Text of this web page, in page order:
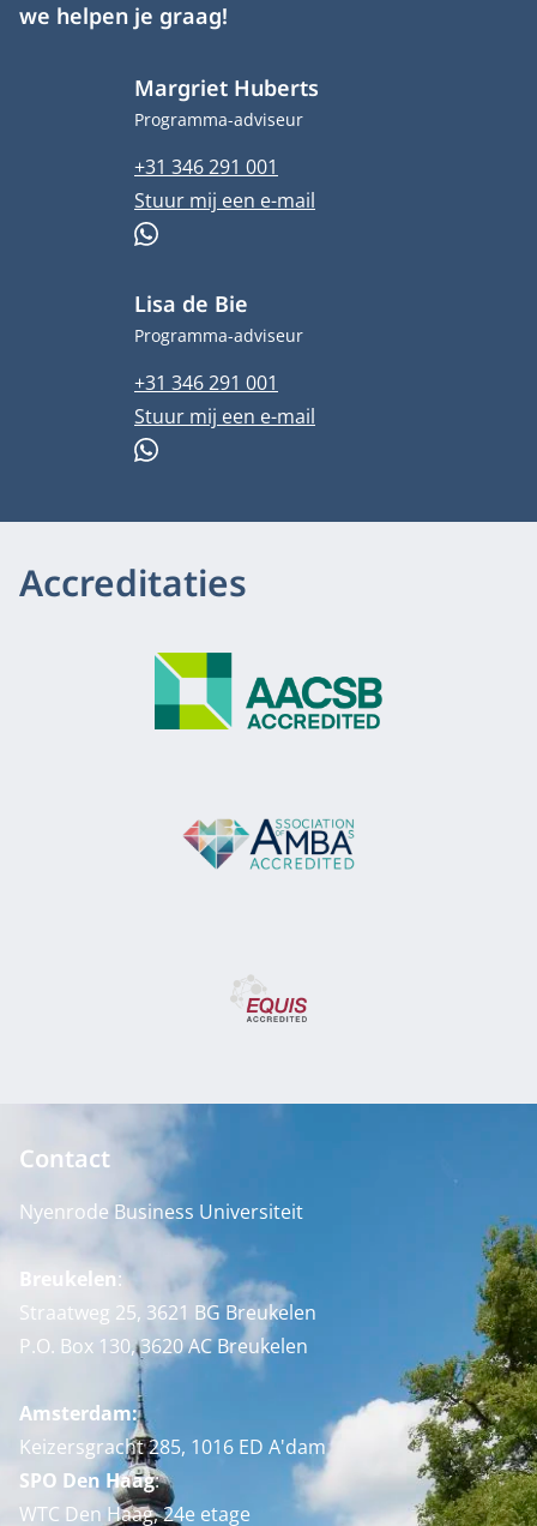
we helpen je graag!
Margriet Huberts
Functietitel
Programma-adviseur
Telefoonnummer
+31 346 291 001
E-mailadres
Stuur mij een e-mail
WhatsApp
Lisa de Bie
Functietitel
Programma-adviseur
Telefoonnummer
+31 346 291 001
E-mailadres
Stuur mij een e-mail
WhatsApp
Accreditaties
Contact
Nyenrode Business Universiteit
Breukelen:
Straatweg 25, 3621 BG Breukelen
P.O. Box 130, 3620 AC Breukelen
Amsterdam:
Keizersgracht 285, 1016 ED A'dam
SPO Den Haag:
WTC Den Haag, 24e etage